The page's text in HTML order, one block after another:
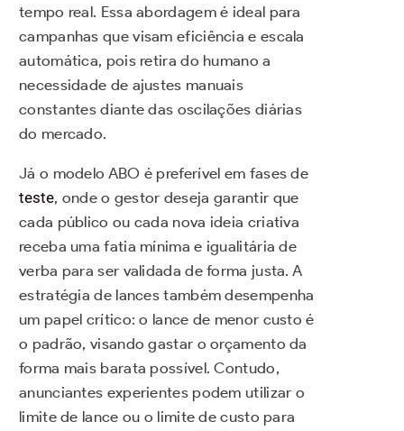
tempo real. Essa abordagem é ideal para
campanhas que visam eficiência e escala
automática, pois retira do humano a
necessidade de ajustes manuais
constantes diante das oscilações diárias
do mercado.
Já o modelo ABO é preferível em fases de
teste, onde o gestor deseja garantir que
cada público ou cada nova ideia criativa
receba uma fatia mínima e igualitária de
verba para ser validada de forma justa. A
estratégia de lances também desempenha
um papel crítico: o lance de menor custo é
o padrão, visando gastar o orçamento da
forma mais barata possível. Contudo,
anunciantes experientes podem utilizar o
limite de lance ou o limite de custo para